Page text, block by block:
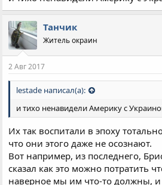
Танчик
Житель окраин
2 Авг 2017
lestade написал(а):
и тихо ненавидели Америку с
Их так воспитали в эпоху
что они этого даже не осознают.
Вот например, из последнего,
сказал как это можно потратить
наверное мы им что-то должны, и